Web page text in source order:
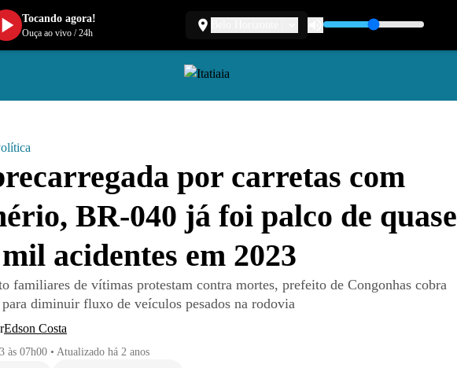
por carretas com
BR-040 já foi palco de quase
acidentes em 2023
familiares de vítimas protestam contra mortes, prefeito de Congonhas cobra
diminuir fluxo de veículos pesados na rodovia
Edson Costa
às 07h00 • Atualizado há 2 anos
Tocando agora!
Ouça ao vivo/24h